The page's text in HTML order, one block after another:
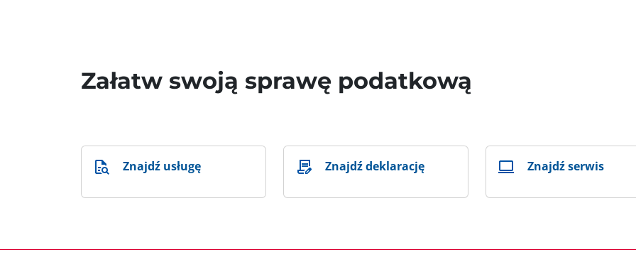
Załatw swoją sprawę podatkową
Znajdź usługę Znajdź deklarację Znajdź serwis